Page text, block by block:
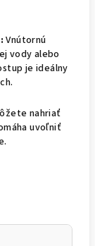
Vnútornú
vody alebo
je ideálny
nahriať
uvoľniť